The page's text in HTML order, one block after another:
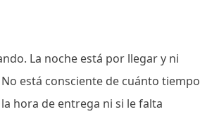
La noche está por llegar y ni
está consciente de cuánto tiempo
hora de entrega ni si le falta